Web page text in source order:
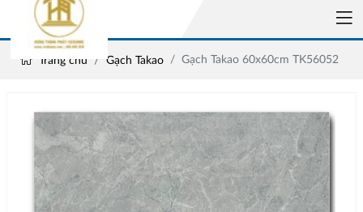
Trang chủ Gạch Takao Gạch Takao 60x60cm TK56052